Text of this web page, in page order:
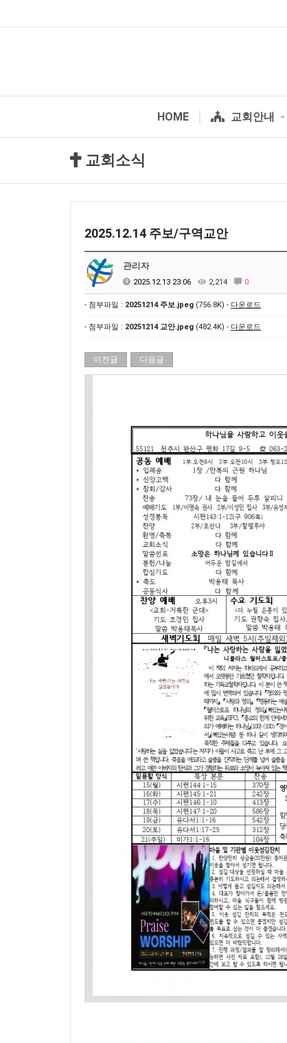
HOME 교회안내
교회소식
2025.12.14 주보/구역교안
관리자
2025.12.13 23:06 2,214 0
- 첨부파일 : 20251214 주보.jpeg (756.8K) - 다운로드
- 첨부파일 : 20251214 교안.jpeg (482.4K) - 다운로드
이전글 다음글